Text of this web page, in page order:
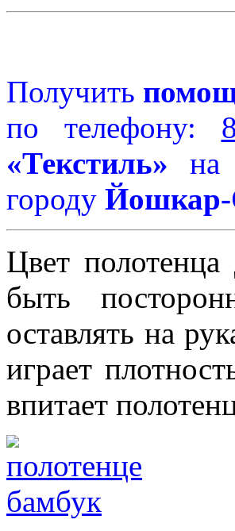
Получить
по телефону:
«Текстиль» на
городу
Цвет
быть
оставлять на
играет
впитает